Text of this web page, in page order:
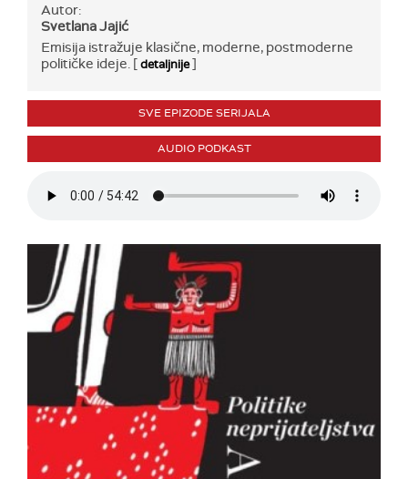
Autor:
Svetlana Jajić
Emisija istražuje klasične, moderne, postmoderne
političke ideje. [detaljnije]
SVE EPIZODE SERIJALA
AUDIO PODKAST